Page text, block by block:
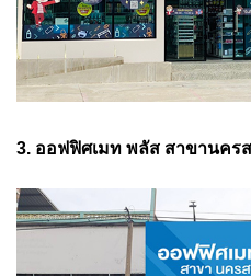
3. ออฟฟิศเมท พลัส สาขานคร